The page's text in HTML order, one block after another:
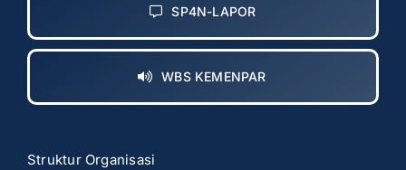
SP4N-LAPOR
WBS KEMENPAR
Struktur Organisasi